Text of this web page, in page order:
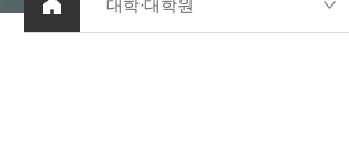
대학·대학원